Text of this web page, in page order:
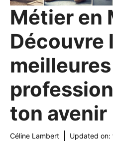
Métier en
Découvre
meilleures
ton avenir
Céline Lambert Updated on: